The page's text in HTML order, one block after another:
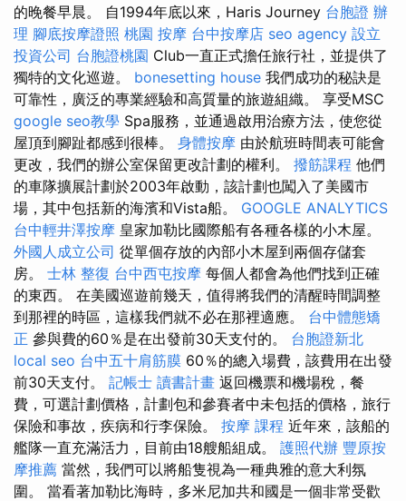
的晚餐早晨。 自1994年底以來，Haris Journey 台胞證 辦
理 腳底按摩證照 桃園 按摩 台中按摩店 seo agency 設立
投資公司 台胞證桃園 Club一直正式擔任旅行社，並提供了
獨特的文化巡遊。 bonesetting house 我們成功的秘訣是
可靠性，廣泛的專業經驗和高質量的旅遊組織。 享受MSC
google seo教學 Spa服務，並通過啟用治療方法，使您從
屋頂到腳趾都感到很棒。 身體按摩 由於航班時間表可能會
更改，我們的辦公室保留更改計劃的權利。 撥筋課程 他們
的車隊擴展計劃於2003年啟動，該計劃也闖入了美國市
場，其中包括新的海濱和Vista船。 GOOGLE ANALYTICS
台中輕井澤按摩 皇家加勒比國際船有各種各樣的小木屋。
外國人成立公司 從單個存放的內部小木屋到兩個存儲套
房。 士林 整復 台中西屯按摩 每個人都會為他們找到正確
的東西。 在美國巡遊前幾天，值得將我們的清醒時間調整
到那裡的時區，這樣我們就不必在那裡適應。 台中體態矯
正 參與費的60％是在出發前30天支付的。 台胞證新北
local seo 台中五十肩筋膜 60％的總入場費，該費用在出發
前30天支付。 記帳士 讀書計畫 返回機票和機場稅，餐
費，可選計劃價格，計劃包和參賽者中未包括的價格，旅行
保險和事故，疾病和行李保險。 按摩 課程 近年來，該船的
艦隊一直充滿活力，目前由18艘船組成。 護照代辦 豐原按
摩推薦 當然，我們可以將船隻視為一種典雅的意大利氛
圍。 當看著加勒比海時，多米尼加共和國是一個非常受歡